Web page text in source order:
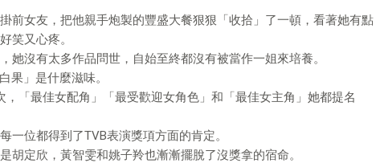
前女友，把他親手炮製的豐盛大餐狠狠「收拾」了一頓，看著她有點
笑又心疼。
她沒有太多作品問世，自始至終都沒有被當作一姐來培養。
果」是什麼滋味。
「最佳女配角」「最受歡迎女角色」和「最佳女主角」她都提名
一位都得到了TVB表演獎項方面的肯定。
胡定欣，黃智雯和姚子羚也漸漸擺脫了沒獎拿的宿命。